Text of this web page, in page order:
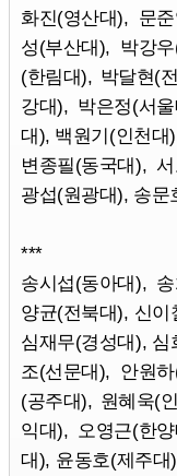
화진(영산대), 문
성(부산대), 박강
(한림대), 박달현(
강대), 박은정(서
대), 백원기(인천대
변종필(동국대),
광섭(원광대), 송문
***
송시섭(동아대),
양균(전북대), 신
심재무(경성대),
조(선문대), 안원
(공주대), 원혜욱(
익대), 오영근(한
대), 윤동호(제주